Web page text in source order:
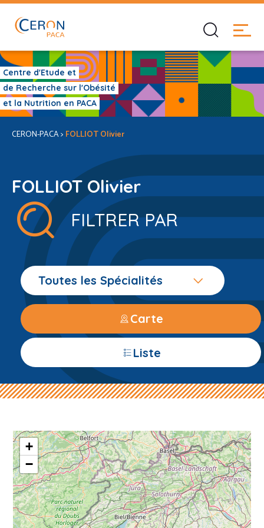
Centre d'Etude et
de Recherche sur l'Obésité
et la Nutrition en PACA
CERON-PACA> FOLLIOT Olivier
FOLLIOT Olivier
FILTRER PAR
Toutes les Spécialités
Carte
Liste
+
−